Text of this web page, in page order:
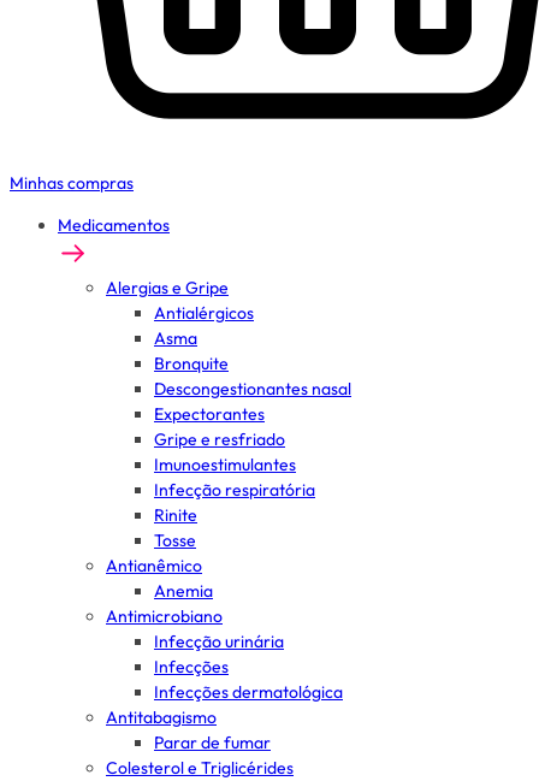
Minhas compras
Medicamentos
Alergias e Gripe
Antialérgicos
Asma
Bronquite
Descongestionantes nasal
Expectorantes
Gripe e resfriado
Imunoestimulantes
Infecção respiratória
Rinite
Tosse
Antianêmico
Anemia
Antimicrobiano
Infecção urinária
Infecções
Infecções dermatológica
Antitabagismo
Parar de fumar
Colesterol e Triglicérides